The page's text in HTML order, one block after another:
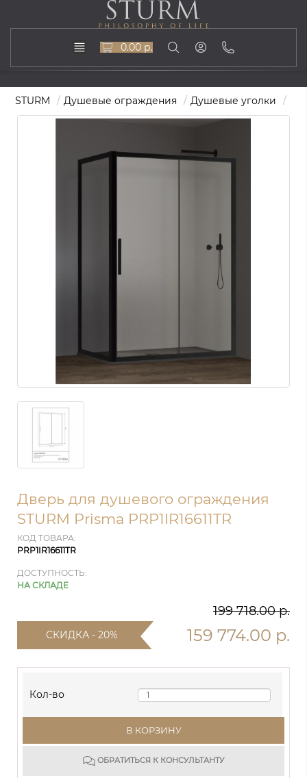
0.00 р.
STURM Душевые ограждения Душевые уголки
Дверь для душевого ограждения
STURM Prisma PRP1IR16611TR
КОД ТОВАРА:
PRP1IR16611TR
ДОСТУПНОСТЬ:
НА СКЛАДЕ
199 718.00 р.
СКИДКА - 20% 159 774.00 р.
Кол-во
В КОРЗИНУ
ОБРАТИТЬСЯ К КОНСУЛЬТАНТУ